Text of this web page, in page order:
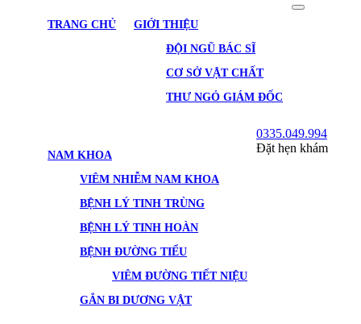
TRANG CHỦ
GIỚI THIỆU
ĐỘI NGŨ BÁC SĨ
CƠ SỞ VẬT CHẤT
THƯ NGỎ GIÁM ĐỐC
NAM KHOA
VIÊM NHIỄM NAM KHOA
BỆNH LÝ TINH TRÙNG
BỆNH LÝ TINH HOÀN
BỆNH ĐƯỜNG TIỂU
VIÊM ĐƯỜNG TIẾT NIỆU
GẮN BI DƯƠNG VẬT
0335.049.994
Đặt hẹn khám